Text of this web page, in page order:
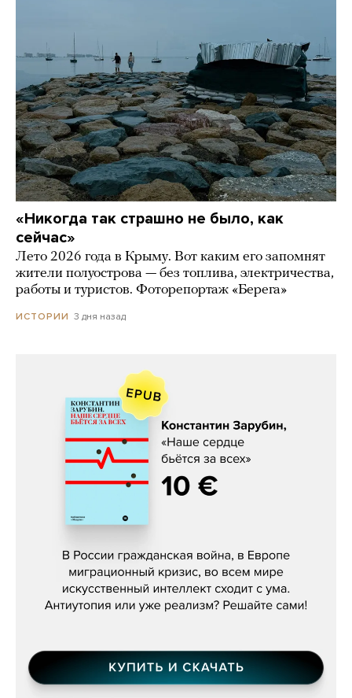
«Никогда так страшно не было, как
сейчас»
Лето 2026 года в Крыму. Вот каким его запомнят
жители полуострова — без топлива, электричества,
работы и туристов. Фоторепортаж «Берега»
ИСТОРИИ 3 дня назад
Константин Зарубин, «Наше сердце